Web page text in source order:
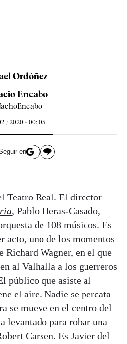
Ordóñez
Encabo
/ 2020 - 00: 05
en
Teatro Real. El director
, Pablo Heras-Casado,
de 108 músicos. Es
acto, uno de los momentos
Richard Wagner, en el que
al Valhalla a los guerreros
público que asiste al
el aire. Nadie se percata
se mueve en el centro del
levantado para robar una
Carsen. Es Javier del